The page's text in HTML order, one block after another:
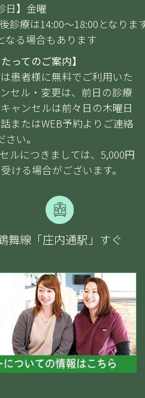
日】金曜
診療は14:00～18:00となりま
る場合もあります
ってのご案内】
患者様に無料でご利用いた
セル・変更は、前日の診療
ャンセルは前々日の木曜日
またはWEB予約よりご連絡
さい。
ルにつきましては、5,000円
ける場合がございます。
舞線「庄内通駅」すぐ